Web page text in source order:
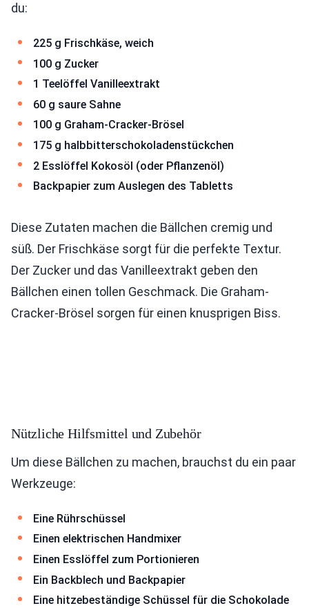
du:
225 g Frischkäse, weich
100 g Zucker
1 Teelöffel Vanilleextrakt
60 g saure Sahne
100 g Graham-Cracker-Brösel
175 g halbbitterschokoladenstückchen
2 Esslöffel Kokosöl (oder Pflanzenöl)
Backpapier zum Auslegen des Tabletts
Diese Zutaten machen die Bällchen cremig und
süß. Der Frischkäse sorgt für die perfekte Textur.
Der Zucker und das Vanilleextrakt geben den
Bällchen einen tollen Geschmack. Die Graham-
Cracker-Brösel sorgen für einen knusprigen Biss.
Nützliche Hilfsmittel und Zubehör
Um diese Bällchen zu machen, brauchst du ein paar
Werkzeuge:
Eine Rührschüssel
Einen elektrischen Handmixer
Einen Esslöffel zum Portionieren
Ein Backblech und Backpapier
Eine hitzebeständige Schüssel für die Schokolade